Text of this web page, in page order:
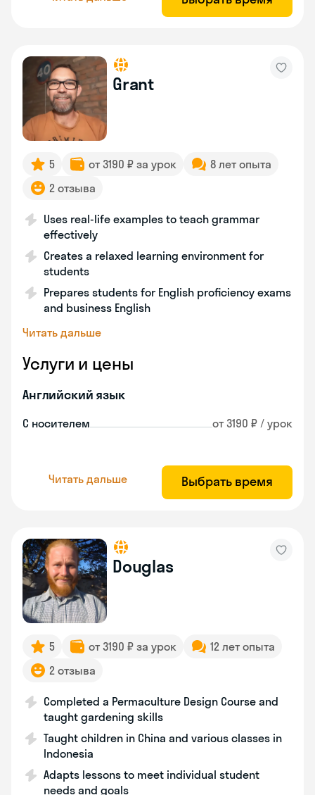
Grant
5 от 3190 ₽ за урок
8 лет опыта
2 отзыва
Uses real-life examples to teach grammar
effectively
Creates a relaxed learning environment for
students
Prepares students for English proficiency exams
and business English
Читать дальше
Услуги и цены
Английский язык
С носителем от 3190 ₽ / урок
Читать дальше Выбрать время
Douglas
5 от 3190 ₽ за урок
12 лет опыта
2 отзыва
Completed a Permaculture Design Course and
taught gardening skills
Taught children in China and various classes in
Indonesia
Adapts lessons to meet individual student
needs and goals